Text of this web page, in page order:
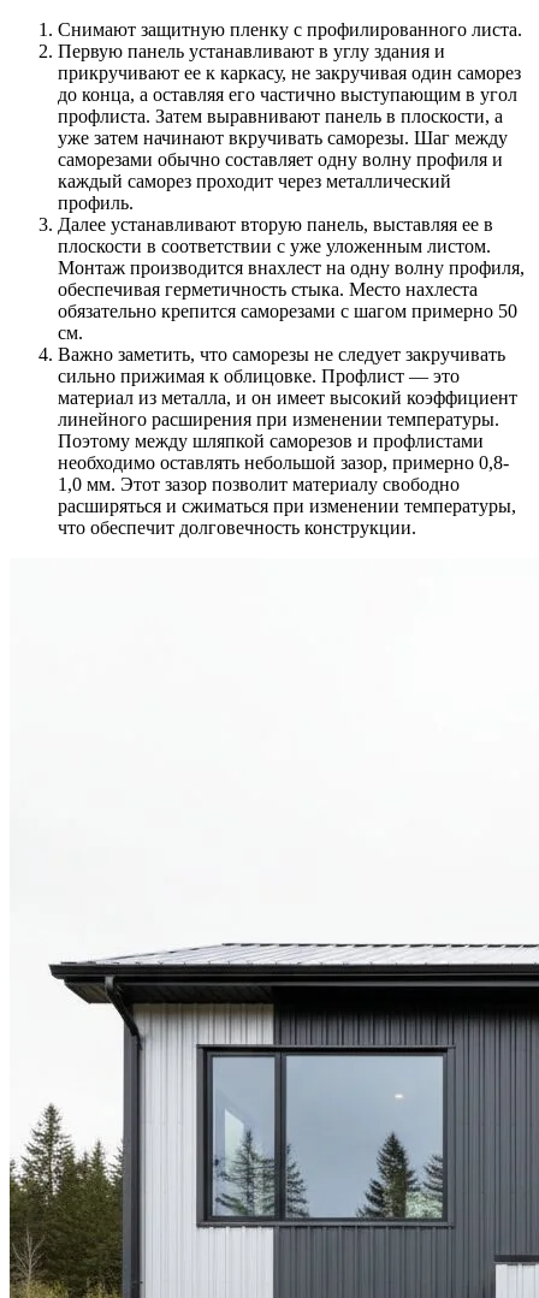
Снимают защитную пленку с профилированного листа.
Первую панель устанавливают в углу здания и
прикручивают ее к каркасу, не закручивая один саморез
до конца, а оставляя его частично выступающим в угол
профлиста. Затем выравнивают панель в плоскости, а
уже затем начинают вкручивать саморезы. Шаг между
саморезами обычно составляет одну волну профиля и
каждый саморез проходит через металлический
профиль.
Далее устанавливают вторую панель, выставляя ее в
плоскости в соответствии с уже уложенным листом.
Монтаж производится внахлест на одну волну профиля,
обеспечивая герметичность стыка. Место нахлеста
обязательно крепится саморезами с шагом примерно 50
см.
Важно заметить, что саморезы не следует закручивать
сильно прижимая к облицовке. Профлист — это
материал из металла, и он имеет высокий коэффициент
линейного расширения при изменении температуры.
Поэтому между шляпкой саморезов и профлистами
необходимо оставлять небольшой зазор, примерно 0,8-
1,0 мм. Этот зазор позволит материалу свободно
расширяться и сжиматься при изменении температуры,
что обеспечит долговечность конструкции.